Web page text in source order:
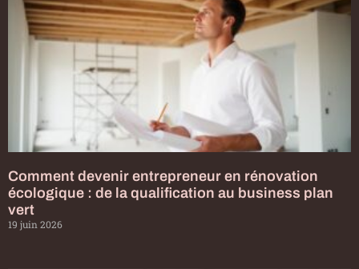
Comment devenir entrepreneur en rénovation
écologique : de la qualification au business plan
vert
19 juin 2026